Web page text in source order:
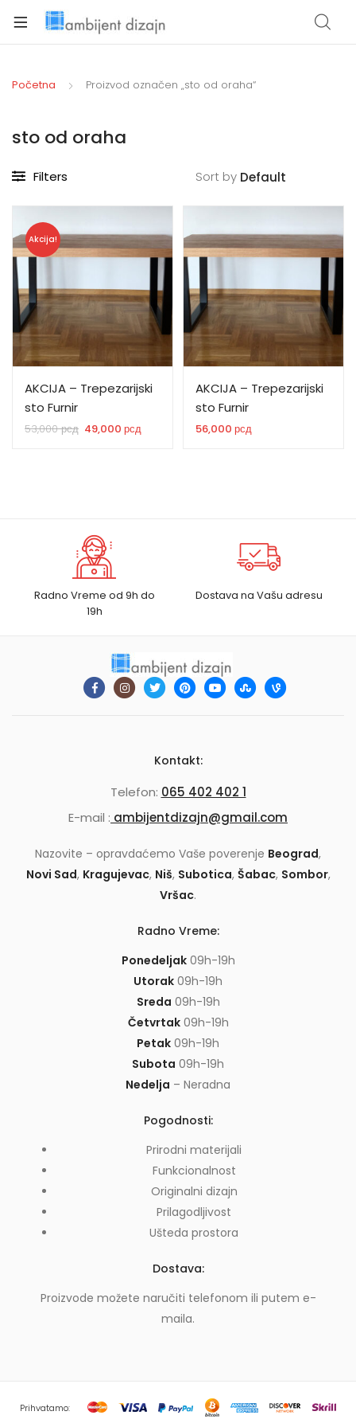
Početna Proizvod označen „sto od oraha“
sto od oraha
Filters Sort by
Akcija!
AKCIJA – Trepezarijski
sto Furnir
53,000рсд Originalna
49,000 рсд
AKCIJA – Trepezarijski
sto Furnir
56,000 рсд
Radno Vreme od 9h do
19h
Dostava na Vašu adresu
Kontakt:
Telefon: 065 402 402 1
E-mail : ambijentdizajn@gmail.com
Nazovite – opravdaćemo Vaše poverenje Beograd,
Novi Sad, Kragujevac, Niš, Subotica, Šabac, Sombor,
Vršac.
Radno Vreme:
Ponedeljak09h-19h
Utorak 09h-19h
Sreda 09h-19h
Četvrtak09h-19h
Petak 09h-19h
Subota 09h-19h
Nedelja – Neradna
Pogodnosti:
Prirodni materijali
Funkcionalnost
Originalni dizajn
Prilagodljivost
Ušteda prostora
Dostava:
Proizvode možete naručiti telefonom ili putem e-
maila.
Prihvatamo: